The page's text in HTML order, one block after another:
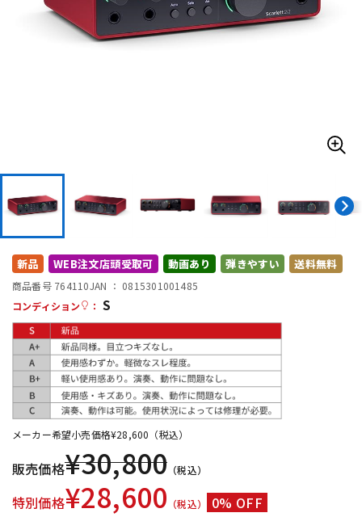
その他楽器
中古
新品 WEB注文店頭受取可 動画あり 弾きやすい 送料無料
商品番号 764110JAN ： 0815301001485
コンディション
： S
メーカー希望小売価格¥28,600 （税込）
販売価格¥30,800 （税込）
特別価格¥28,600 （税込） 0% OFF